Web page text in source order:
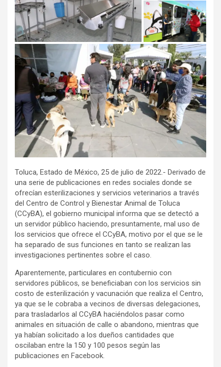
Toluca, Estado de México, 25 de julio de 2022.- Derivado de
una serie de publicaciones en redes sociales donde se
ofrecían esterilizaciones y servicios veterinarios a través
del Centro de Control y Bienestar Animal de Toluca
(CCyBA), el gobierno municipal informa que se detectó a
un servidor público haciendo, presuntamente, mal uso de
los servicios que ofrece el CCyBA, motivo por el que se le
ha separado de sus funciones en tanto se realizan las
investigaciones pertinentes sobre el caso.
Aparentemente, particulares en contubernio con
servidores públicos, se beneficiaban con los servicios sin
costo de esterilización y vacunación que realiza el Centro,
ya que se le cobraba a vecinos de diversas delegaciones,
para trasladarlos al CCyBA haciéndolos pasar como
animales en situación de calle o abandono, mientras que
ya habían solicitado a los dueños cantidades que
oscilaban entre la 150 y 100 pesos según las
publicaciones en Facebook.